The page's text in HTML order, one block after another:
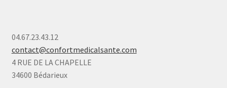
04.67.23.43.12
contact@confortmedicalsante.com
4 RUE DE LA CHAPELLE
34600 Bédarieux